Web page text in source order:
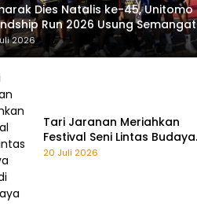
Dies Natalis ke-45, Unitomo
Run 2026 Usung Semangat
Bareng, Sehat Bareng”
2026
Tari Jaranan Meriahkan
Festival Seni Lintas Budaya
2026 di Surabaya
20 Juli 2026